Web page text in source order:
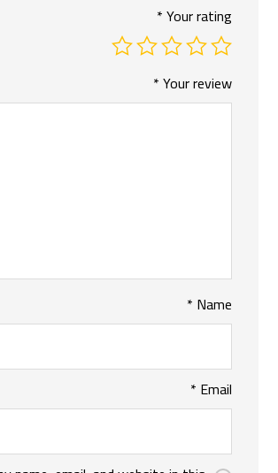
Your rating
*
Your review
*
Name
*
Email
*